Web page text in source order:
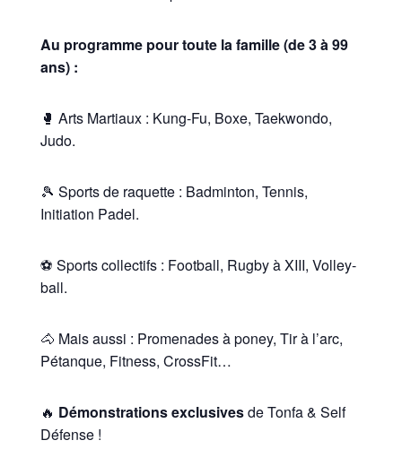
Au programme pour toute la famille (de 3 à 99
ans) :
🥊 Arts Martiaux : Kung-Fu, Boxe, Taekwondo,
Judo.
🎾 Sports de raquette : Badminton, Tennis,
Initiation Padel.
⚽ Sports collectifs : Football, Rugby à XIII, Volley-
ball.
🐴 Mais aussi : Promenades à poney, Tir à l’arc,
Pétanque, Fitness, CrossFit…
🔥 Démonstrations exclusivesde Tonfa & Self
Défense !